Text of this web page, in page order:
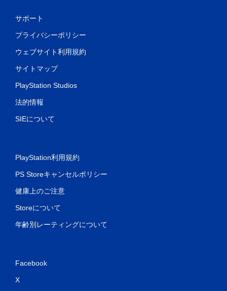
サポート
プライバシーポリシー
ウェブサイト利用規約
サイトマップ
PlayStation Studios
法的情報
SIEについて
PlayStation利用規約
PS Storeキャンセルポリシー
健康上のご注意
Storeについて
年齢別レーティングについて
Facebook
X